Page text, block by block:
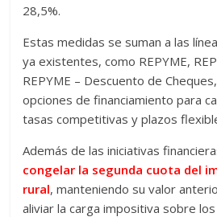
28,5%.
Estas medidas se suman a las
ya existentes, como REPYME,
REPYME – Descuento de
opciones de financiamiento para
tasas competitivas y plazos
Además de las iniciativas
congelar la segunda cuota del
rural, manteniendo su valor
aliviar la carga impositiva sobre